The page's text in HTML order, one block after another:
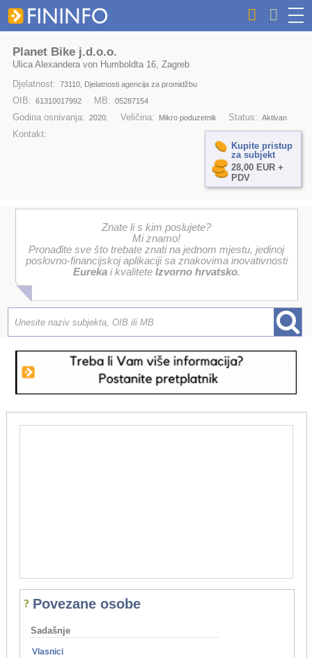
Planet Bike j.d.o.o.
Ulica Alexandera von Humboldta 16, Zagreb
Djelatnost: 73110, Djelatnosti agencija za promidžbu
OIB: 61310017992 MB: 05287154
Godina osnivanja: 2020. Veličina: Mikro poduzetnik Status: Aktivan
Kontakt:
Kupite pristup
za subjekt
28,00 EUR +
PDV
Znate li s kim poslujete?
Mi znamo!
Pronađite sve što trebate znati na jednom mjestu, jedinoj
poslovno-financijskoj aplikaciji sa znakovima inovativnosti
Eurekai kvalitete Izvorno hrvatsko.
Povezane osobe
Sadašnje
Vlasnici